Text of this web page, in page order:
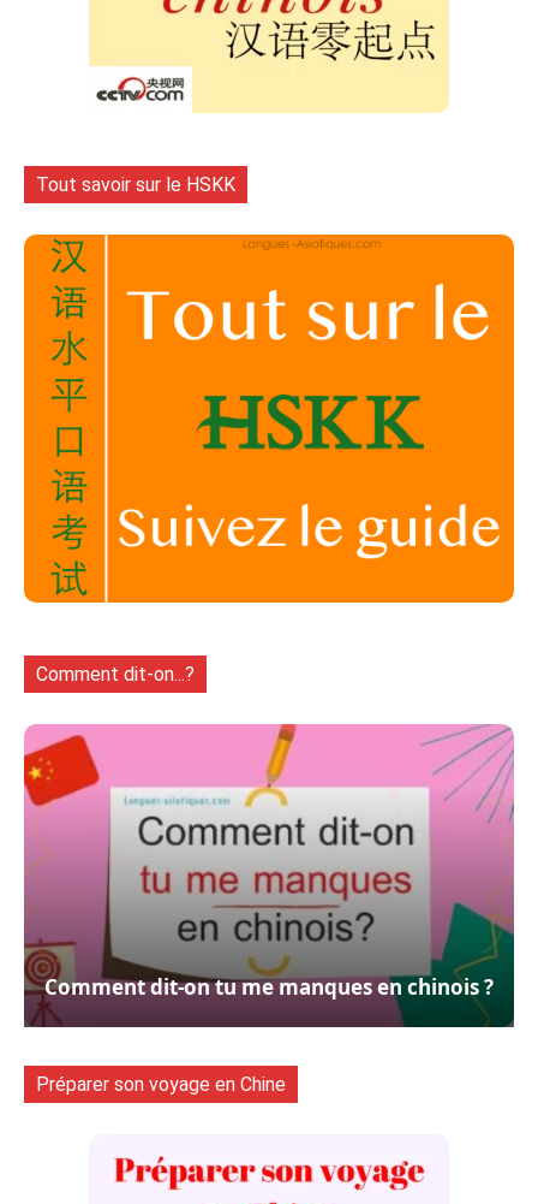
Tout savoir sur le HSKK
Comment dit-on...?
Comment dit-on tu me manques en chinois ?
Préparer son voyage en Chine